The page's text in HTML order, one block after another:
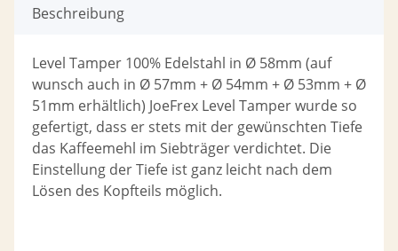
Beschreibung
Level Tamper 100% Edelstahl in Ø 58mm (auf
wunsch auch in Ø 57mm + Ø 54mm + Ø 53mm + Ø
51mm erhältlich) JoeFrex Level Tamper wurde so
gefertigt, dass er stets mit der gewünschten Tiefe
das Kaffeemehl im Siebträger verdichtet. Die
Einstellung der Tiefe ist ganz leicht nach dem
Lösen des Kopfteils möglich.